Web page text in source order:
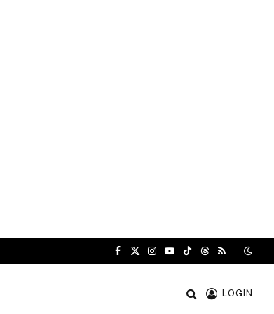
Facebook
X
Instagram
YouTube
TikTokThreads
RSS
LOGIN